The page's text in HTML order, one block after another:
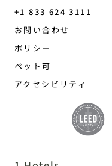
+1 833 624 3111
お問い合わせ
ポリシー
ペット可
アクセシビリティ